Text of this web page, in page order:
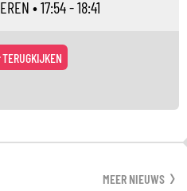
• 17:54 - 18:41
TERUGKIJKEN
MEER NIEUWS